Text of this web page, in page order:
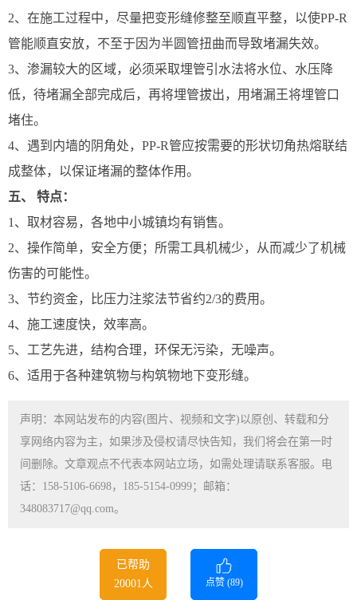
2、在施工过程中，尽量把变形缝修整至顺直平整，以使PP-R
管能顺直安放，不至于因为半圆管扭曲而导致堵漏失效。
3、渗漏较大的区域，必须采取埋管引水法将水位、水压降
低，待堵漏全部完成后，再将埋管拔出，用堵漏王将埋管口
堵住。
4、遇到内墙的阴角处，PP-R管应按需要的形状切角热熔联结
成整体，以保证堵漏的整体作用。
五、 特点：
1、取材容易，各地中小城镇均有销售。
2、操作简单，安全方便；所需工具机械少，从而减少了机械
伤害的可能性。
3、节约资金，比压力注浆法节省约2/3的费用。
4、施工速度快，效率高。
5、工艺先进，结构合理，环保无污染，无噪声。
6、适用于各种建筑物与构筑物地下变形缝。
声明：本网站发布的内容(图片、视频和文字)以原创、转载和分
享网络内容为主，如果涉及侵权请尽快告知，我们将会在第一时
间删除。文章观点不代表本网站立场，如需处理请联系客服。电
话：158-5106-6698，185-5154-0999；邮箱：
348083717@qq.com。
已帮助
20001人
点赞 (89)